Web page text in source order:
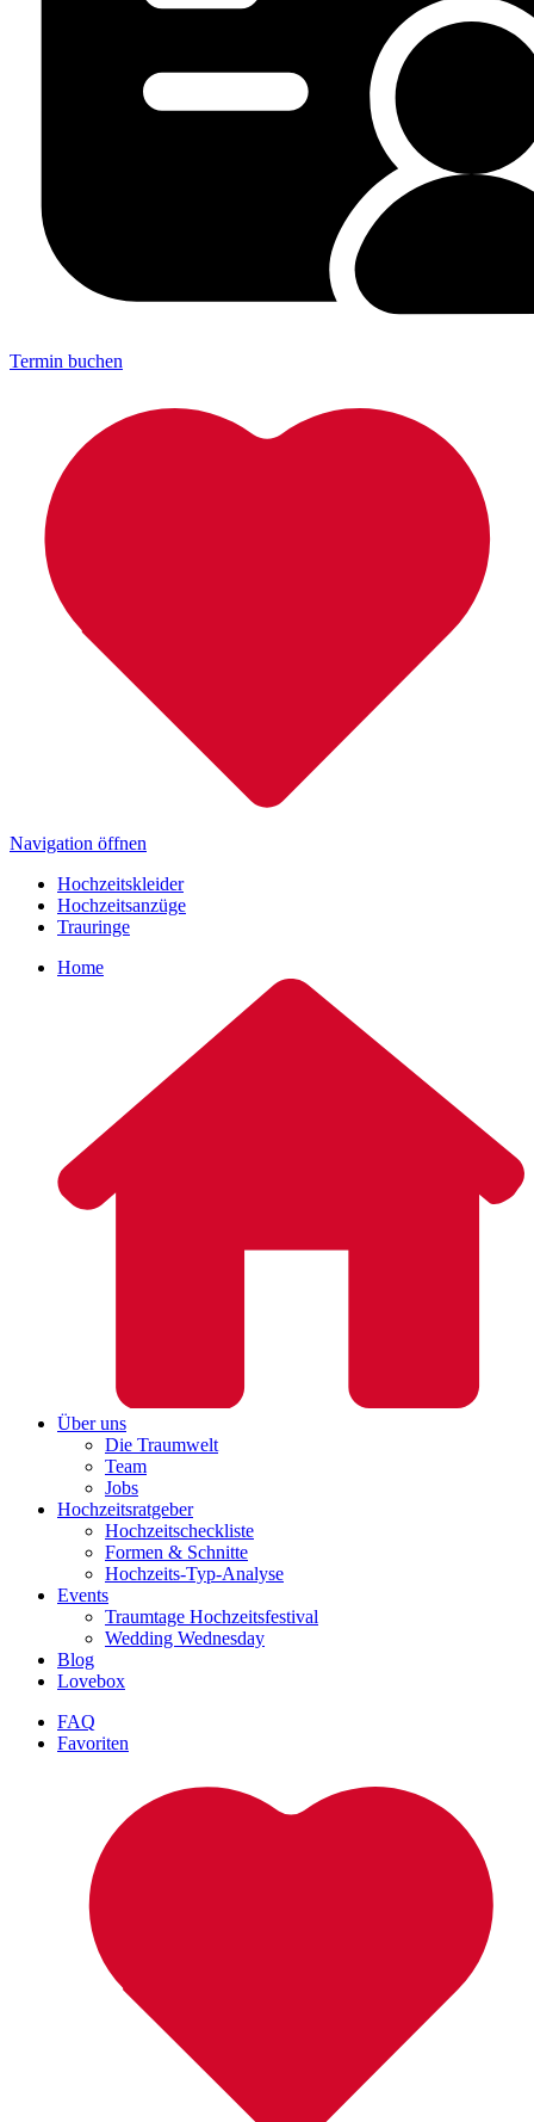
Termin buchen
Navigation öffnen
Hochzeitskleider
Hochzeitsanzüge
Trauringe
Home
Über uns
Die Traumwelt
Team
Jobs
Hochzeitsratgeber
Hochzeitscheckliste
Formen & Schnitte
Hochzeits-Typ-Analyse
Events
Traumtage Hochzeitsfestival
Wedding Wednesday
Blog
Lovebox
FAQ
Favoriten